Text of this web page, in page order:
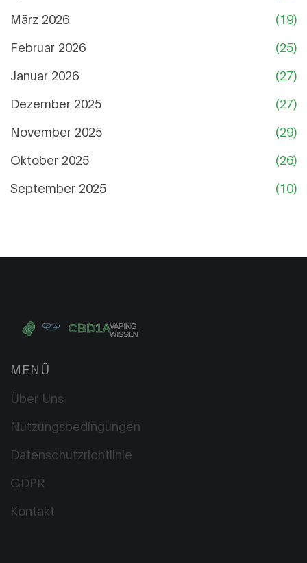
März 2026
(19)
Februar 2026
(25)
Januar 2026
(27)
Dezember 2025
(27)
November 2025
(29)
Oktober 2025
(26)
September 2025
(10)
MENÜ
Über Uns
Nutzungsbedingungen
Datenschutzrichtlinie
GDPR
Kontakt